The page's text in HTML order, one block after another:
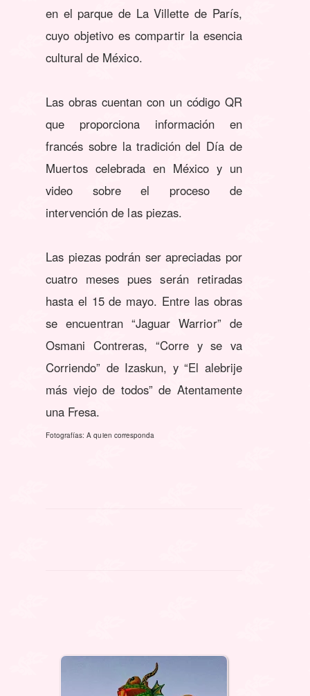
en el parque de La Villette de París,
cuyo objetivo es compartir la esencia
cultural de México.
Las obras cuentan con un código QR
que proporciona información en
francés sobre la tradición del Día de
Muertos celebrada en México y un
video sobre el proceso de
intervención de las piezas.
Las piezas podrán ser apreciadas por
cuatro meses pues serán retiradas
hasta el 15 de mayo. Entre las obras
se encuentran “Jaguar Warrior” de
Osmani Contreras, “Corre y se va
Corriendo” de Izaskun, y “El alebrije
más viejo de todos” de Atentamente
una Fresa.
Fotografías: A quien corresponda